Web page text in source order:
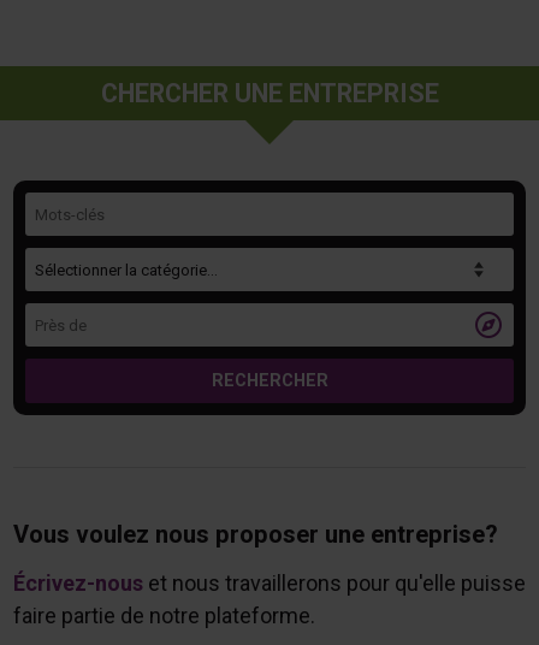
CHERCHER UNE ENTREPRISE

RECHERCHER
Vous voulez nous proposer une entreprise?
Écrivez-nouset nous travaillerons pour qu'elle puisse
faire partie de notre plateforme.